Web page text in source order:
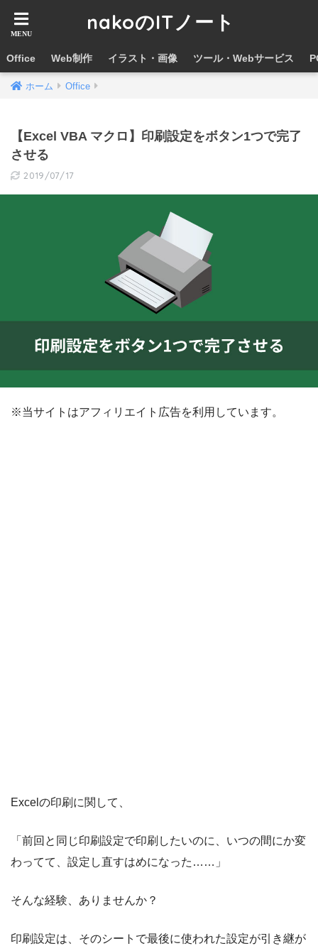
nakoのITノート
Office Web制作 イラスト・画像 ツール・Webサービス
ホーム Office
【Excel VBA マクロ】印刷設定をボタン1つで完了
させる
2019/07/17
※当サイトはアフィリエイト広告を利用しています。
Excelの印刷に関して、
「前回と同じ印刷設定で印刷したいのに、いつの間にか変
わってて、設定し直すはめになった……」
そんな経験、ありませんか？
印刷設定は、そのシートで最後に使われた設定が引き継が